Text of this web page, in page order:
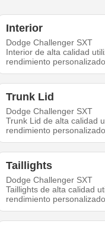
Interior
Dodge Challenger SXT
Interior de alta calidad
rendimiento
Trunk Lid
Dodge Challenger SXT
Trunk Lid de alta calidad
rendimiento
Taillights
Dodge Challenger SXT
Taillights de alta calidad
rendimiento